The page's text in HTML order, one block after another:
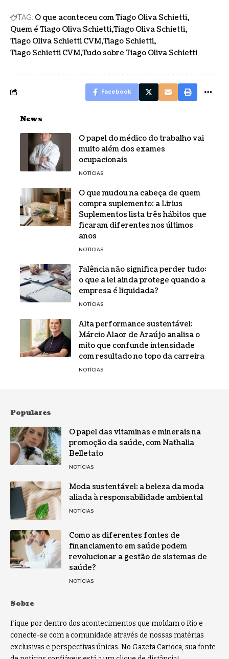
TAG: O que aconteceu com Tiago Oliva Schietti
Quem é Tiago Oliva Schietti Tiago Oliva Schietti
Tiago Oliva Schietti CVM Tiago Schietti
Tiago Schietti CVM Tudo sobre Tiago Oliva Schietti
Facebook
News
O papel do médico do trabalho vai
muito além dos exames
ocupacionais
NOTÍCIAS
O que mudou na cabeça de quem
compra suplemento: a Lirius
Suplementos lista três hábitos que
ficaram diferentes nos últimos
anos
NOTÍCIAS
Falência não significa perder tudo:
o que a lei ainda protege quando a
empresa é liquidada?
NOTÍCIAS
Alta performance sustentável:
Márcio Alaor de Araújo analisa o
mito que confunde intensidade
com resultado no topo da carreira
NOTÍCIAS
Populares
O papel das vitaminas e minerais na
promoção da saúde, com Nathalia
Belletato
NOTÍCIAS
Moda sustentável: a beleza da moda
aliada à responsabilidade ambiental
NOTÍCIAS
Como as diferentes fontes de
financiamento em saúde podem
revolucionar a gestão de sistemas de
saúde?
NOTÍCIAS
Sobre
Fique por dentro dos acontecimentos que moldam o Rio e
conecte-se com a comunidade através de nossas matérias
exclusivas e perspectivas únicas. No Gazeta Carioca, sua fonte